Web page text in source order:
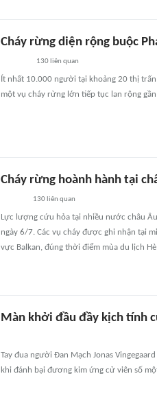
Cháy rừng diện rộng buộc
130liên quan
Ít nhất 10.000 người tại khoảng 20 thị
một vụ cháy rừng lớn tiếp tục lan rộng gần
Cháy rừng hoành hành tại
130liên quan
Lực lượng cứu hỏa tại nhiều nước châu
ngày 6/7. Các vụ cháy được ghi nhận tại
vực Balkan, đúng thời điểm mùa du lịch
Màn khởi đầu đầy kịch tính
Tay đua người Đan Mạch Jonas
khi đánh bại đương kim ứng cử viên số